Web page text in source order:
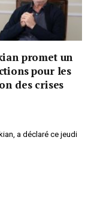
promet un
pour les
des crises
a déclaré ce jeudi